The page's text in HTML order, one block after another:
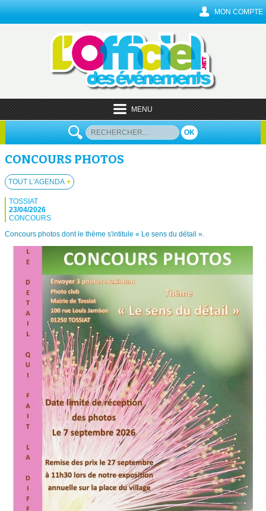
MON COMPTE
MENU
OK
CONCOURS PHOTOS
TOUT L'AGENDA +
TOSSIAT
23/04/2026
CONCOURS
Concours photos dont le thème s'intitule « Le sens du détail ».